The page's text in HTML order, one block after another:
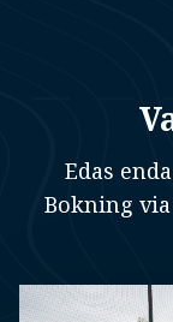
Edas
Bokning